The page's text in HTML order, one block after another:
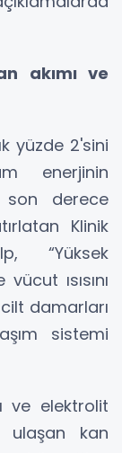
akımı ve
yüzde 2'sini
enerjinin
son derece
Klinik
“Yüksek
ısısını
damarları
sistemi
ve elektrolit
ulaşan kan